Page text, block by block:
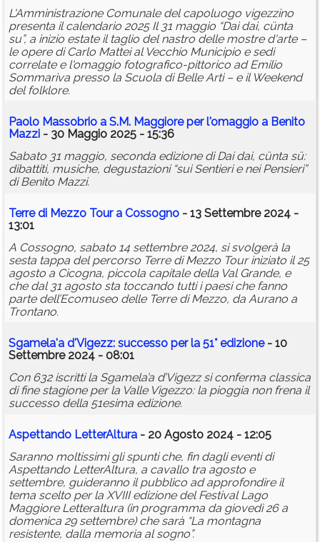
L'Amministrazione Comunale del capoluogo vigezzino
presenta il calendario 2025 Il 31 maggio “Dai dai, cünta
su”, a inizio estate il taglio del nastro delle mostre d'arte –
le opere di Carlo Mattei al Vecchio Municipio e sedi
correlate e l'omaggio fotografico-pittorico ad Emilio
Sommariva presso la Scuola di Belle Arti – e il Weekend
del folklore.
Paolo Massobrio a S.M. Maggiore per l'omaggio a Benito
Mazzi - 30 Maggio 2025 - 15:36
Sabato 31 maggio, seconda edizione di Dai dai, cünta sü:
dibattiti, musiche, degustazioni “sui Sentieri e nei Pensieri”
di Benito Mazzi.
Terre di Mezzo Tour a Cossogno - 13 Settembre 2024 -
13:01
A Cossogno, sabato 14 settembre 2024, si svolgerà la
sesta tappa del percorso Terre di Mezzo Tour iniziato il 25
agosto a Cicogna, piccola capitale della Val Grande, e
che dal 31 agosto sta toccando tutti i paesi che fanno
parte dell’Ecomuseo delle Terre di Mezzo, da Aurano a
Trontano.
Sgamela'a d'Vigezz: successo per la 51° edizione- 10
Settembre 2024 - 08:01
Con 632 iscritti la Sgamela’a d’Vigezz si conferma classica
di fine stagione per la Valle Vigezzo: la pioggia non frena il
successo della 51esima edizione.
Aspettando LetterAltura - 20 Agosto 2024 - 12:05
Saranno moltissimi gli spunti che, fin dagli eventi di
Aspettando LetterAltura, a cavallo tra agosto e
settembre, guideranno il pubblico ad approfondire il
tema scelto per la XVIII edizione del Festival Lago
Maggiore Letteraltura (in programma da giovedì 26 a
domenica 29 settembre) che sarà “La montagna
resistente, dalla memoria al sogno”.